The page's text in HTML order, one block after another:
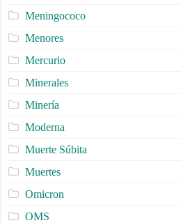
Meningococo
Menores
Mercurio
Minerales
Minería
Moderna
Muerte Súbita
Muertes
Omicron
OMS